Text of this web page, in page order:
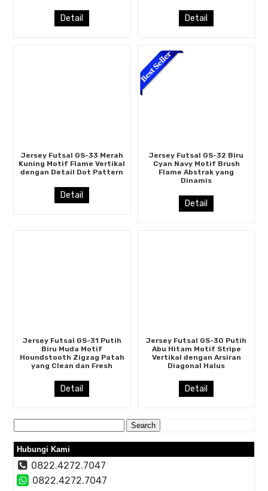
Detail Detail
Jersey Futsal GS-33 Merah
Kuning Motif Flame Vertikal
dengan Detail Dot Pattern
Detail
Jersey Futsal GS-32 Biru
Cyan Navy Motif Brush
Flame Abstrak yang
Dinamis
Detail
Jersey Futsal GS-31 Putih
Biru Muda Motif
Houndstooth Zigzag Patah
yang Clean dan Fresh
Detail
Jersey Futsal GS-30 Putih
Abu Hitam Motif Stripe
Vertikal dengan Arsiran
Diagonal Halus
Detail
Search
for:
Hubungi Kami
0822.4272.7047
0822.4272.7047